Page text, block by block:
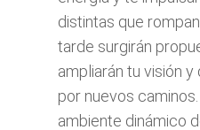
distintas que
tarde surgirán
ampliarán tu visión
por nuevos
ambiente dinámico